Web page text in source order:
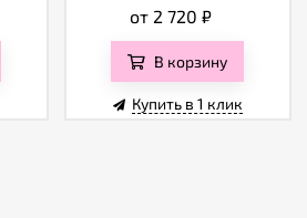
от 2 720₽
В корзину
Купить в 1 клик